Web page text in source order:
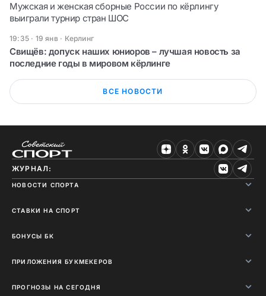
Мужская и женская сборные России по кёрлингу
выиграли турнир стран ШОС
19:35 · 19 янв· Керлинг
Свищёв: допуск наших юниоров – лучшая новость за
последние годы в мировом кёрлинге
ВСЕ НОВОСТИ
ЖУРНАЛ:
НОВОСТИ СПОРТА
СТАВКИ НА СПОРТ
БОНУСЫ БК
ПРИЛОЖЕНИЯ БУКМЕКЕРОВ
ПРОГНОЗЫ НА СЕГОДНЯ